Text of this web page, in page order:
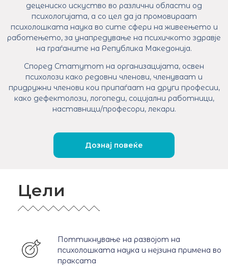
децениско искуство во различни области од
психологијата, а со цел да ја промовираат
психолошката наука во сите сфери на живеењето и
работењето, за унапредување на психичкото здравје
на граѓаните на Република Македонија.
Според Статутот на организацијата, освен
психолози како редовни членови, членуваат и
придружни членови кои припаѓаат на други професии,
како дефектолози, логопеди, социјални работници,
наставници/професори, лекари.
Дознај повеќе
Цели
Поттикнување на развојот на
психолошката наука и нејзина примена во
праксата